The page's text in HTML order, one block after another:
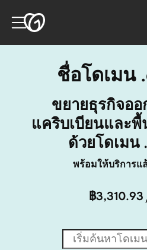
ชื่อโดเมน
ขยายธุรกิจออ
แคริบเบียนและพื้
ด้วยโดเมน
พร้อมให้บริการแ
฿3,310.93